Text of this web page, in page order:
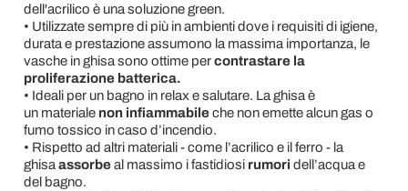
dell'acrilico è una soluzione green.
• Utilizzate sempre di più in ambienti dove i requisiti di igiene,
durata e prestazione assumono la massima importanza, le
vasche in ghisa sono ottime percontrastare la
proliferazione batterica.
• Ideali per un bagno in relax e salutare. La ghisa è
un materiale non infiammabileche non emette alcun gas o
fumo tossico in caso d’incendio.
• Rispetto ad altri materiali - come l’acrilico e il ferro - la
ghisa assorbeal massimo i fastidiosi rumori dell’acqua e
del bagno.